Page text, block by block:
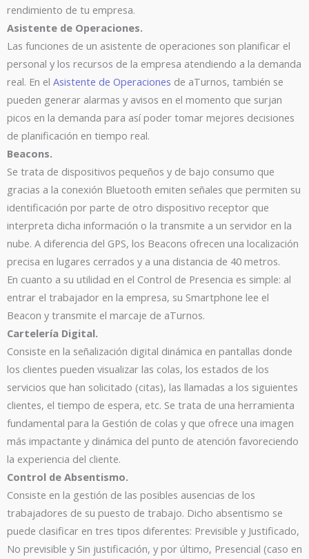
rendimiento de tu empresa.
Asistente de Operaciones.
Las funciones de un asistente de operaciones son planificar el
personal y los recursos de la empresa atendiendo a la demanda
real. En el Asistente de Operaciones de aTurnos, también se
pueden generar alarmas y avisos en el momento que surjan
picos en la demanda para así poder tomar mejores decisiones
de planificación en tiempo real.
Beacons.
Se trata de dispositivos pequeños y de bajo consumo que
gracias a la conexión Bluetooth emiten señales que permiten su
identificación por parte de otro dispositivo receptor que
interpreta dicha información o la transmite a un servidor en la
nube. A diferencia del GPS, los Beacons ofrecen una localización
precisa en lugares cerrados y a una distancia de 40 metros.
En cuanto a su utilidad en el Control de Presencia es simple: al
entrar el trabajador en la empresa, su Smartphone lee el
Beacon y transmite el marcaje de aTurnos.
Cartelería Digital.
Consiste en la señalización digital dinámica en pantallas donde
los clientes pueden visualizar las colas, los estados de los
servicios que han solicitado (citas), las llamadas a los siguientes
clientes, el tiempo de espera, etc. Se trata de una herramienta
fundamental para la Gestión de colas y que ofrece una imagen
más impactante y dinámica del punto de atención favoreciendo
la experiencia del cliente.
Control de Absentismo.
Consiste en la gestión de las posibles ausencias de los
trabajadores de su puesto de trabajo. Dicho absentismo se
puede clasificar en tres tipos diferentes: Previsible y Justificado,
No previsible y Sin justificación, y por último, Presencial (caso en